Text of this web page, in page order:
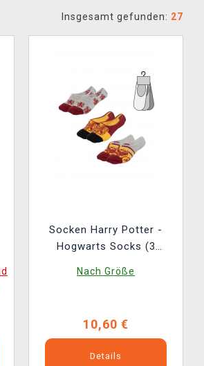
Insgesamt gefunden: 27
Socken Harry Potter -
Hogwarts Socks (3
Nach Größe
10,60 €
Details